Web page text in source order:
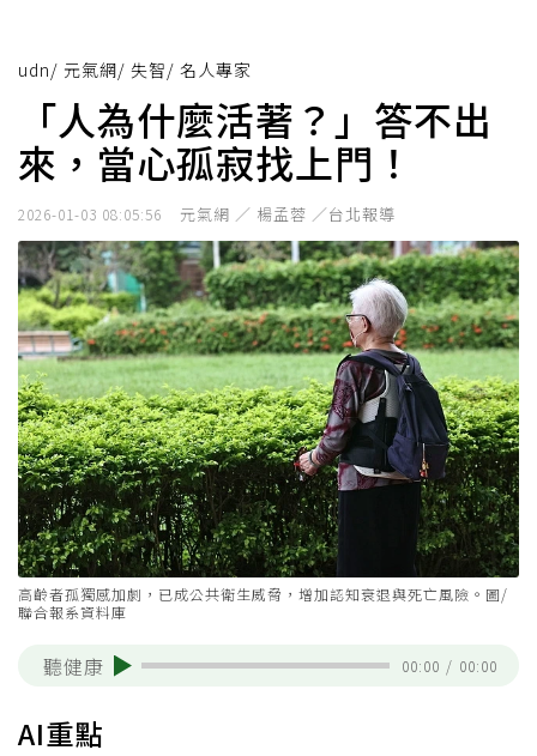
udn/ 元氣網/ 失智/ 名人專家
「人為什麼活著？」答不出
來，當心孤寂找上門！
2026-01-03 08:05:56 元氣網 ／ 楊孟蓉 ／台北報導
高齡者孤獨感加劇，已成公共衛生威脅，增加認知衰退與死亡風險。圖/
聯合報系資料庫
聽健康 00:00 / 00:00
AI重點